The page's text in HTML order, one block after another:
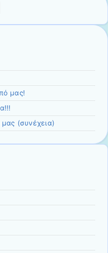
μας!
(συνέχεια)